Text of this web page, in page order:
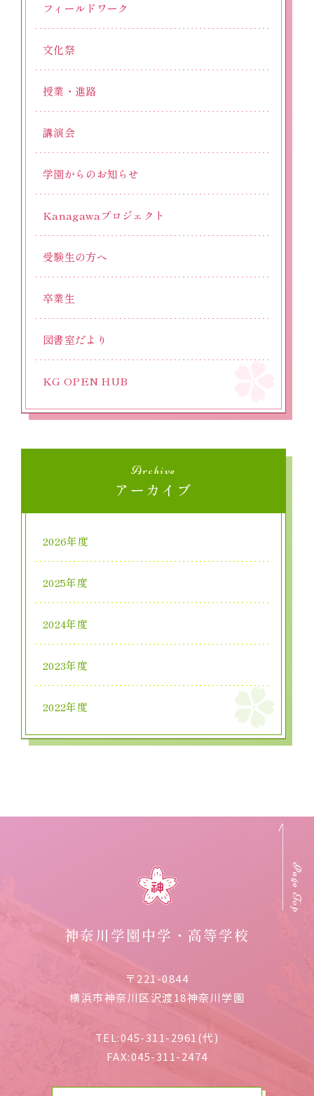
フィールドワーク
文化祭
授業・進路
講演会
学園からのお知らせ
Kanagawaプロジェクト
受験生の方へ
卒業生
図書室だより
KG OPEN HUB
Archive
アーカイブ
2026年度
2025年度
2024年度
2023年度
2022年度
神奈川学園中学・高等学校
〒221-0844
横浜市神奈川区沢渡18神奈川学園
TEL:045-311-2961(代)
FAX:045-311-2474
Page Top